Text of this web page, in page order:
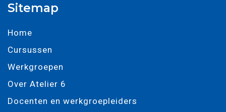
Sitemap
Home
Cursussen
Werkgroepen
Over Atelier 6
Docenten en werkgroepleiders